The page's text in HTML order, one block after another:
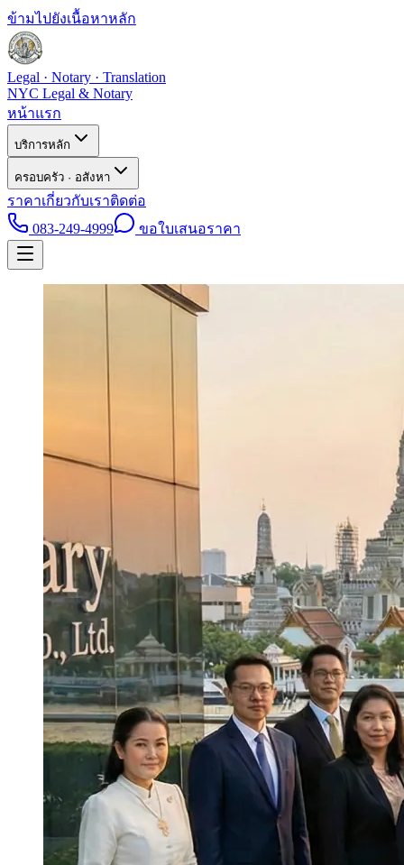
ข้ามไปยังเนื้อหาหลัก
Legal · Notary · Translation
NYC Legal & Notary
หน้าแรก
บริการหลัก
ครอบครัว · อสังหา
ราคาเกี่ยวกับเราติดต่อ
083-249-4999
ขอใบเสนอราคา